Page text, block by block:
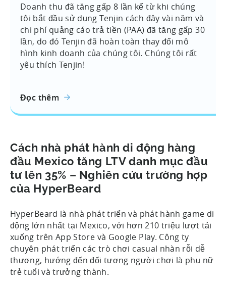
Doanh thu đã tăng gấp 8 lần kể từ khi chúng
tôi bắt đầu sử dụng Tenjin cách đây vài năm và
chi phí quảng cáo trả tiền (PAA) đã tăng gấp 30
lần, do đó Tenjin đã hoàn toàn thay đổi mô
hình kinh doanh của chúng tôi. Chúng tôi rất
yêu thích Tenjin!
Đọc thêm
Cách nhà phát hành di động hàng
đầu Mexico tăng LTV danh mục đầu
tư lên 35% – Nghiên cứu trường hợp
của HyperBeard
HyperBeard là nhà phát triển và phát hành game di
động lớn nhất tại Mexico, với hơn 210 triệu lượt tải
xuống trên App Store và Google Play. Công ty
chuyên phát triển các trò chơi casual nhàn rỗi dễ
thương, hướng đến đối tượng người chơi là phụ nữ
trẻ tuổi và trưởng thành.